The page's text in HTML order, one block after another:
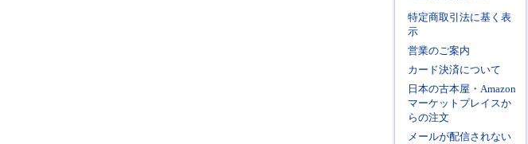
特定商取引法に基く表
示
営業のご案内
カード決済について
日本の古本屋・Amazon
マーケットプレイスか
らの注文
メールが配信されない